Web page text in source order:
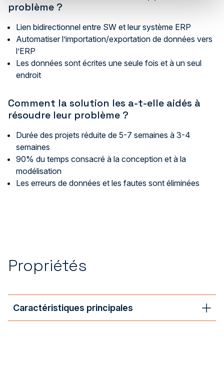
problème ?
Lien bidirectionnel entre SW et leur système ERP
Automatiser l’importation/exportation de données vers
l’ERP
Les données sont écrites une seule fois et à un seul
endroit
Comment la solution les a-t-elle aidés à
résoudre leur problème ?
Durée des projets réduite de 5-7 semaines à 3-4
semaines
90% du temps consacré à la conception et à la
modélisation
Les erreurs de données et les fautes sont éliminées
Propriétés
Caractéristiques principales